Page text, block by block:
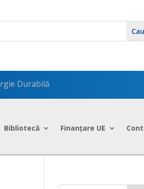
Durabilă
Bibliotecă Finanțare UE